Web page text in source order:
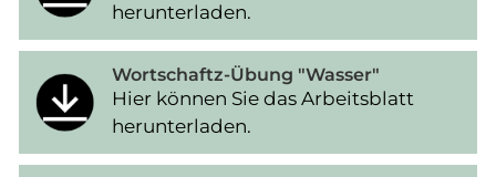
herunterladen.
Wortschaftz-Übung "Wasser"
Hier können Sie das Arbeitsblatt
herunterladen.